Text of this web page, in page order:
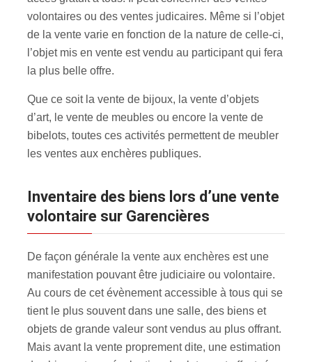
volontaires ou des ventes judicaires. Même si l’objet
de la vente varie en fonction de la nature de celle-ci,
l’objet mis en vente est vendu au participant qui fera
la plus belle offre.
Que ce soit la vente de bijoux, la vente d’objets
d’art, le vente de meubles ou encore la vente de
bibelots, toutes ces activités permettent de meubler
les ventes aux enchères publiques.
inventaire des biens lors d’une vente
volontaire sur Garencières
De façon générale la vente aux enchères est une
manifestation pouvant être judiciaire ou volontaire.
Au cours de cet évènement accessible à tous qui se
tient le plus souvent dans une salle, des biens et
objets de grande valeur sont vendus au plus offrant.
Mais avant la vente proprement dite, une estimation